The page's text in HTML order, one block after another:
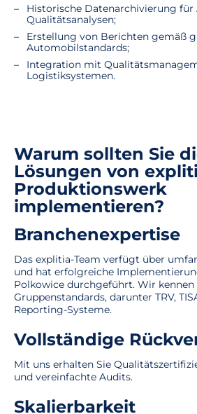
Historische Datenarchivierung für
Qualitätsanalysen;
Erstellung von Berichten gemäß
Automobilstandards;
Integration mit
Logistiksystemen.
Warum sollten Sie
Lösungen von
Produktionswerk
implementieren?
Branchenexpertise
Das explitia-Team verfügt über
und hat erfolgreiche
Polkowice durchgeführt. Wir kennen
Gruppenstandards, darunter TRV,
Reporting-Systeme.
Vollständige
Mit uns erhalten Sie
und vereinfachte Audits.
Skalierbarkeit